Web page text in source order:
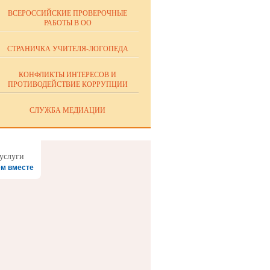
ВСЕРОССИЙСКИЕ ПРОВЕРОЧНЫЕ
РАБОТЫ В ОО
СТРАНИЧКА УЧИТЕЛЯ-ЛОГОПЕДА
КОНФЛИКТЫ ИНТЕРЕСОВ И
ПРОТИВОДЕЙСТВИЕ КОРРУПЦИИ
СЛУЖБА МЕДИАЦИИ
вместе